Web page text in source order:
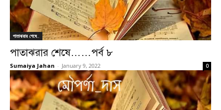
পাতাঝরার শেষে..
পাতাঝরার শেষে……পর্ব ৮
Sumaiya Jahan - January 9, 2022 0